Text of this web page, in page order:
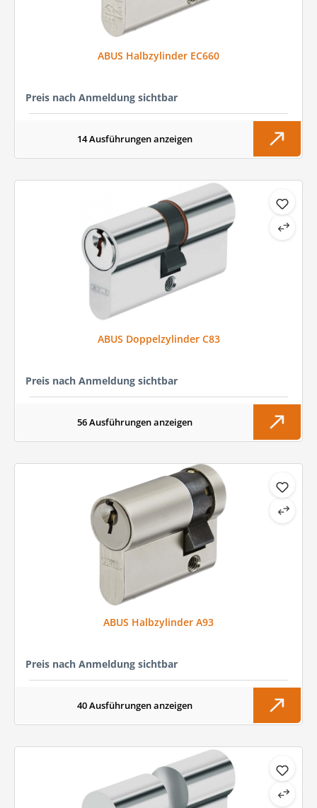
ABUS Halbzylinder EC660
Preis nach Anmeldung sichtbar
14 Ausführungen anzeigen
ABUS Doppelzylinder C83
Preis nach Anmeldung sichtbar
56 Ausführungen anzeigen
ABUS Halbzylinder A93
Preis nach Anmeldung sichtbar
40 Ausführungen anzeigen